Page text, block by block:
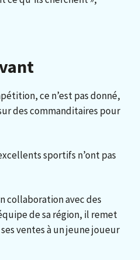
ce n’est pas donné,
des commanditaires pour
sportifs n’ont pas
collaboration avec des
de sa région, il remet
ventes à un jeune joueur